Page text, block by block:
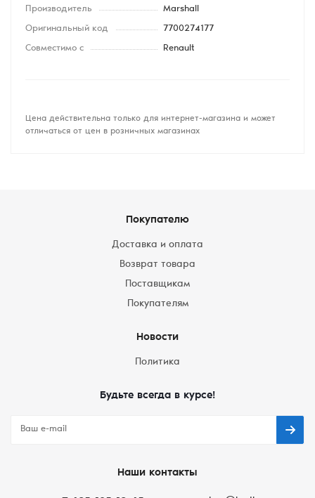
Производитель Marshall
Оригинальный код 7700274177
Совместимо с Renault
Цена действительна только для интернет-магазина и может
отличаться от цен в розничных магазинах
Покупателю
Доставка и оплата
Возврат товара
Поставщикам
Покупателям
Новости
Политика
Будьте всегда в курсе!
Наши контакты